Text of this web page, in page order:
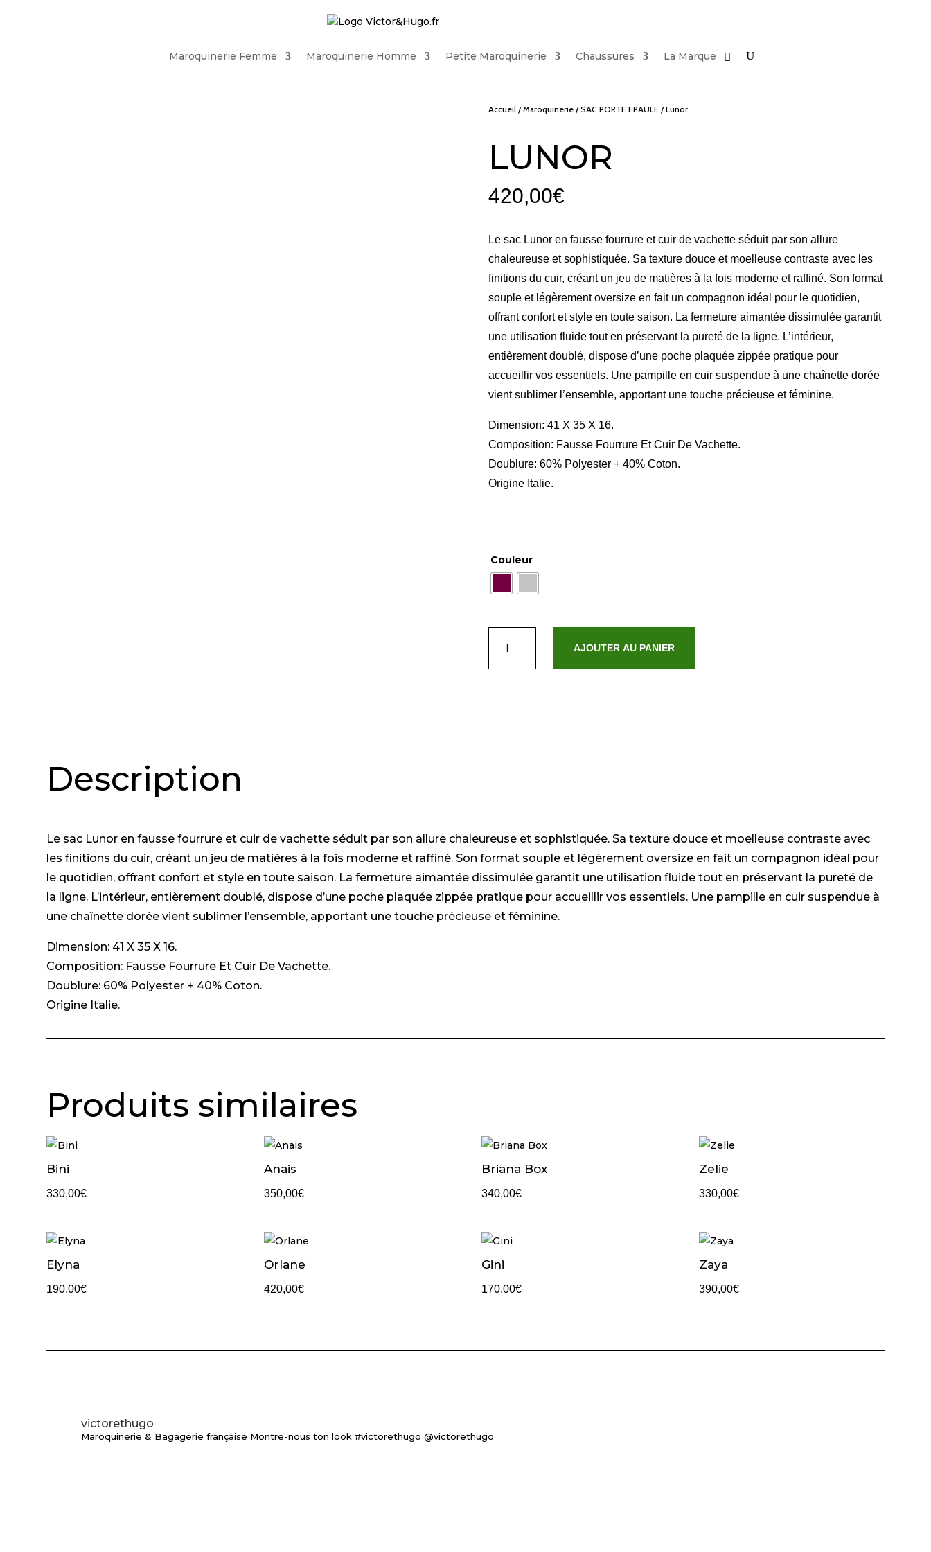
Maroquinerie Femme Maroquinerie Homme Petite Maroquinerie Chaussures La Marque
Accueil /Maroquinerie /SAC PORTE EPAULE / Lunor
LUNOR
420,00€
Le sac Lunor en fausse fourrure et cuir de vachette séduit par son allure
chaleureuse et sophistiquée. Sa texture douce et moelleuse contraste avec les
finitions du cuir, créant un jeu de matières à la fois moderne et raffiné. Son format
souple et légèrement oversize en fait un compagnon idéal pour le quotidien,
offrant confort et style en toute saison. La fermeture aimantée dissimulée garantit
une utilisation fluide tout en préservant la pureté de la ligne. L’intérieur,
entièrement doublé, dispose d’une poche plaquée zippée pratique pour
accueillir vos essentiels. Une pampille en cuir suspendue à une chaînette dorée
vient sublimer l’ensemble, apportant une touche précieuse et féminine.
Dimension: 41 X 35 X 16.
Composition: Fausse Fourrure Et Cuir De Vachette.
Doublure: 60% Polyester + 40% Coton.
Origine Italie.
Couleur
Lunor
AJOUTER AU PANIER
Description
Le sac Lunor en fausse fourrure et cuir de vachette séduit par son allure chaleureuse et sophistiquée. Sa texture douce et moelleuse contraste avec
les finitions du cuir, créant un jeu de matières à la fois moderne et raffiné. Son format souple et légèrement oversize en fait un compagnon idéal pour
le quotidien, offrant confort et style en toute saison. La fermeture aimantée dissimulée garantit une utilisation fluide tout en préservant la pureté de
la ligne. L’intérieur, entièrement doublé, dispose d’une poche plaquée zippée pratique pour accueillir vos essentiels. Une pampille en cuir suspendue à
une chaînette dorée vient sublimer l’ensemble, apportant une touche précieuse et féminine.
Dimension: 41 X 35 X 16.
Composition: Fausse Fourrure Et Cuir De Vachette.
Doublure: 60% Polyester + 40% Coton.
Origine Italie.
Produits similaires
Bini
330,00€
Anais
350,00€
Briana Box
340,00€
Zelie
330,00€
Elyna
190,00€
Orlane
420,00€
Gini
170,00€
Zaya
390,00€
victorethugo
Maroquinerie & Bagagerie française Montre-nous ton look #victorethugo @victorethugo